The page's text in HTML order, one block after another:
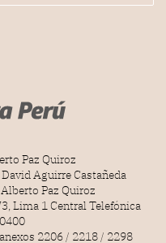
Paz Quiroz
Aguirre Castañeda
Paz Quiroz
Lima 1 Central Telefónica
2206 / 2218 / 2298